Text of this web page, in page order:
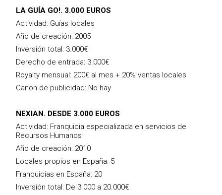
LA GUÍA GO!. 3.000 EUROS
Actividad: Guías locales
Año de creación: 2005
Inversión total: 3.000€
Derecho de entrada: 3.000€
Royalty mensual: 200€ al mes + 20% ventas locales
Canon de publicidad: No hay
NEXIAN. DESDE 3.000 EUROS
Actividad: Franquicia especializada en servicios de
Recursos Humanos
Año de creación: 2010
Locales propios en España: 5
Franquicias en España: 20
Inversión total: De 3.000 a 20.000€